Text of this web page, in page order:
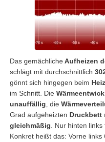
Das gemächlicheAufheizen
schlägt mit durchschnittlich
gönnt sich hingegen beim
im Schnitt. Die
unauffällig , die
Grad aufgeheizten Druckbett
gleichmäßig . Nur hinten
Konkret heißt das: Vorne links